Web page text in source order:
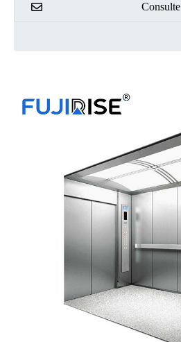
Consulte